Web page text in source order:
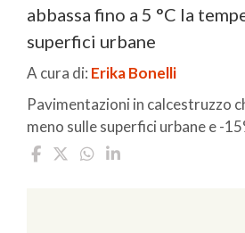
abbassa fino a 5 °C la
superfici urbane
A cura di: Erika Bonelli
Pavimentazioni in calcestruzzo
meno sulle superfici urbane e -